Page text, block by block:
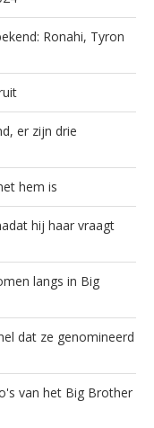
Ronahi, Tyron
er zijn drie
hem is
hij haar vraagt
langs in Big
dat ze genomineerd
van het Big Brother